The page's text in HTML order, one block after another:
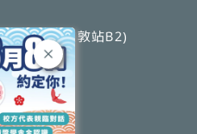
樓全層 (佐敦站B2)